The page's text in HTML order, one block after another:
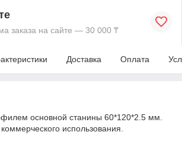
заказа на сайте — 30 000 ₸
Доставка Оплата
основной станины 60*120*2.5 мм.
использования.